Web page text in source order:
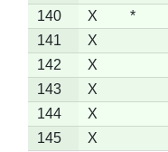
140
X *
141
X
142
X
143
X
144
X
145
X